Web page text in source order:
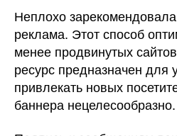
Неплохо
реклама. Этот способ
менее продвинутых
ресурс предназначен для
привлекать новых
баннера нецелесообразно.